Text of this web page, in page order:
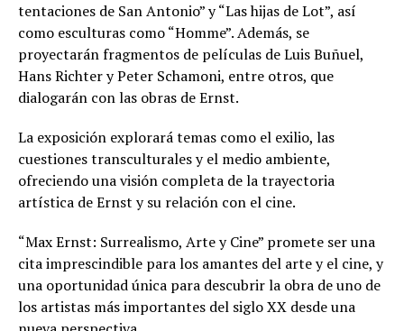
tentaciones de San Antonio” y “Las hijas de Lot”, así
como esculturas como “Homme”. Además, se
proyectarán fragmentos de películas de Luis Buñuel,
Hans Richter y Peter Schamoni, entre otros, que
dialogarán con las obras de Ernst.
La exposición explorará temas como el exilio, las
cuestiones transculturales y el medio ambiente,
ofreciendo una visión completa de la trayectoria
artística de Ernst y su relación con el cine.
“Max Ernst: Surrealismo, Arte y Cine” promete ser una
cita imprescindible para los amantes del arte y el cine, y
una oportunidad única para descubrir la obra de uno de
los artistas más importantes del siglo XX desde una